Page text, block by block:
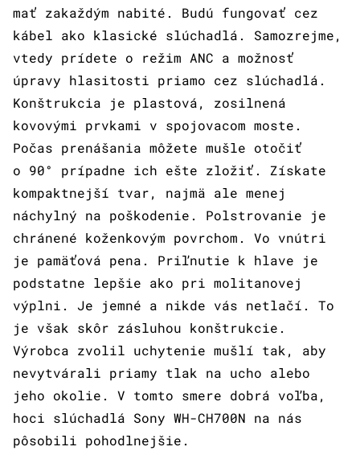
mať zakaždým nabité. Budú fungovať cez
kábel ako klasické slúchadlá. Samozrejme,
vtedy prídete o režim ANC a možnosť
úpravy hlasitosti priamo cez slúchadlá.
Konštrukcia je plastová, zosilnená
kovovými prvkami v spojovacom moste.
Počas prenášania môžete mušle otočiť
o 90° prípadne ich ešte zložiť. Získate
kompaktnejší tvar, najmä ale menej
náchylný na poškodenie. Polstrovanie je
chránené koženkovým povrchom. Vo vnútri
je pamäťová pena. Priľnutie k hlave je
podstatne lepšie ako pri molitanovej
výplni. Je jemné a nikde vás netlačí. To
je však skôr zásluhou konštrukcie.
Výrobca zvolil uchytenie mušlí tak, aby
nevytvárali priamy tlak na ucho alebo
jeho okolie. V tomto smere dobrá voľba,
hoci slúchadlá Sony WH-CH700N na nás
pôsobili pohodlnejšie.